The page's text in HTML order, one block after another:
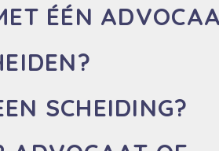
ÉÉN
SCHEIDING?